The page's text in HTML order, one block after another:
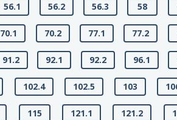
56.1 56.2 56.3 58
70.1 70.2 77.1 77.2
91.2 92.1 92.2 96.1
102.4 102.5 103
115 121.1 121.2